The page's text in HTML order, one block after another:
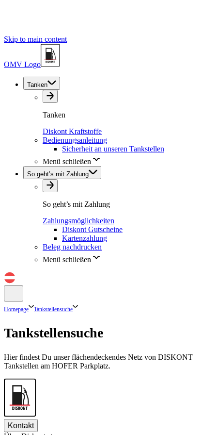
Skip to main content
OMV Logo
Tanken
Tanken
Diskont Kraftstoffe
Bedienungsanleitung
Sicherheit an unseren Tankstellen
Menü schließen
So geht’s mit Zahlung
So geht’s mit Zahlung
Zahlungsmöglichkeiten
Diskont Gutscheine
Kartenzahlung
Beleg nachdrucken
Menü schließen
Homepage Tankstellensuche
Tankstellensuche
Hier findest Du unser flächendeckendes Netz von DISKONT
Tankstellen am HOFER Parkplatz.
Kontakt